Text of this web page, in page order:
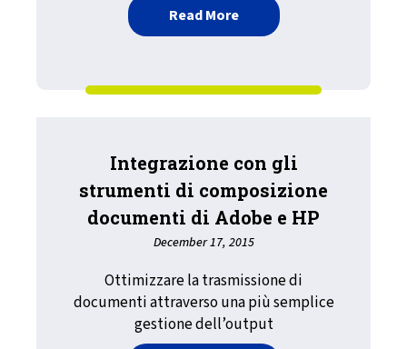
Read Moreabout Workflow di
Integrazione con gli
strumenti di composizione
documenti di Adobe e HP
December 17, 2015
Ottimizzare la trasmissione di
documenti attraverso una più semplice
gestione dell’output